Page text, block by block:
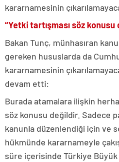
kararnamesinin
“Yetki tartışması söz konusu
Bakan Tunç, münhasıran
gereken hususlarda da
kararnamesinin
devam etti:
Burada atamalara ilişkin
söz konusu değildir. Sadece
kanunla düzenlendiği için ve
hükmünde kararnameyle
süre içerisinde Türkiye